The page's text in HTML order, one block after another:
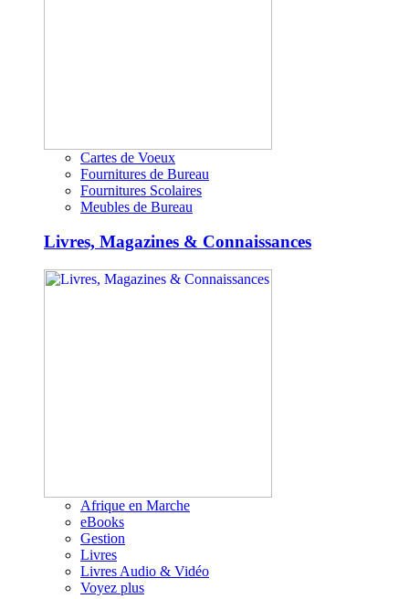
Cartes de Voeux
Fournitures de Bureau
Fournitures Scolaires
Meubles de Bureau
Livres, Magazines & Connaissances
Afrique en Marche
eBooks
Gestion
Livres
Livres Audio & Vidéo
Voyez plus